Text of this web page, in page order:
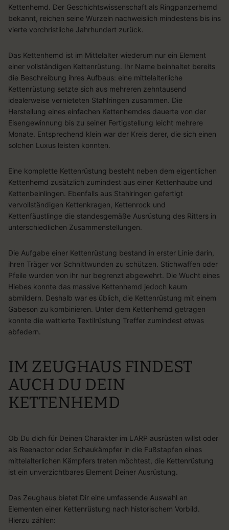
Kettenhemd. Der Geschichtswissenschaft als Ringpanzerhemd
bekannt, reichen seine Wurzeln nachweislich mindestens bis ins
vierte vorchristliche Jahrhundert zurück.
Das Kettenhemd ist im Mittelalter wiederum nur ein Element
einer vollständigen Kettenrüstung. Ihr Name beinhaltet bereits
die Beschreibung ihres Aufbaus: eine mittelalterliche
Kettenrüstung setzte sich aus mehreren zehntausend
idealerweise vernieteten Stahlringen zusammen. Die
Herstellung eines einfachen Kettenhemdes dauerte von der
Eisengewinnung bis zu seiner Fertigstellung leicht mehrere
Monate. Entsprechend klein war der Kreis derer, die sich einen
solchen Luxus leisten konnten.
Eine komplette Kettenrüstung besteht neben dem eigentlichen
Kettenhemd zusätzlich zumindest aus einer Kettenhaube und
Kettenbeinlingen. Ebenfalls aus Stahlringen gefertigt
vervollständigen Kettenkragen, Kettenrock und
Kettenfäustlinge die standesgemäße Ausrüstung des Ritters in
unterschiedlichen Zusammenstellungen.
Die Aufgabe einer Kettenrüstung bestand in erster Linie darin,
ihren Träger vor Schnittwunden zu schützen. Stichwaffen oder
Pfeile wurden von ihr nur begrenzt abgewehrt. Die Wucht eines
Hiebes konnte das massive Kettenhemd jedoch kaum
abmildern. Deshalb war es üblich, die Kettenrüstung mit einem
Gabeson zu kombinieren. Unter dem Kettenhemd getragen
konnte die wattierte Textilrüstung Treffer zumindest etwas
abfedern.
IM ZEUGHAUS FINDEST
AUCH DU DEIN
KETTENHEMD
Ob Du dich für Deinen Charakter im LARP ausrüsten willst oder
als Reenactor oder Schaukämpfer in die Fußstapfen eines
mittelalterlichen Kämpfers treten möchtest, die Kettenrüstung
ist ein unverzichtbares Element Deiner Ausrüstung.
Das Zeughaus bietet Dir eine umfassende Auswahl an
Elementen einer Kettenrüstung nach historischem Vorbild.
Hierzu zählen:
Daten aus verschiedenen Quellen
Entwicklung und Verbesserung der Angebote
Verwendung reduzierter Daten zur Auswahl von Inhalten
Verwendung genauer Standortdaten
Endgeräteeigenschaften zur Identifikation aktiv abfragen